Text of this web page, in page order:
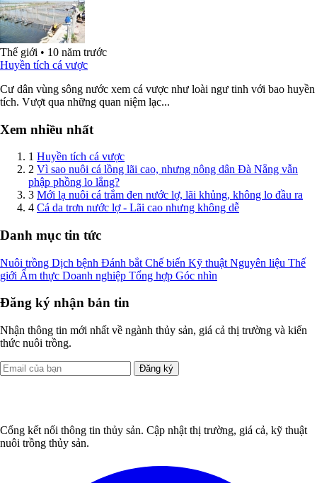
Thế giới • 10 năm trước
Huyền tích cá vược
Cư dân vùng sông nước xem cá vược như loài ngư tinh với bao huyền
tích. Vượt qua những quan niệm lạc...
Xem nhiều nhất
1 Huyền tích cá vược
2 Vì sao nuôi cá lồng lãi cao, nhưng nông dân Đà Nẵng vẫn
phập phồng lo lắng?
3 Mới lạ nuôi cá trắm đen nước lợ, lãi khủng, không lo đầu ra
4 Cá da trơn nước lợ - Lãi cao nhưng không dễ
Danh mục tin tức
Nuôi trồng Dịch bệnh Đánh bắt Chế biến Kỹ thuật Nguyên liệu Thế
giới Ẩm thực Doanh nghiệp Tổng hợp Góc nhìn
Đăng ký nhận bản tin
Nhận thông tin mới nhất về ngành thủy sản, giá cả thị trường và kiến
thức nuôi trồng.
Đăng ký
Cổng kết nối thông tin thủy sản. Cập nhật thị trường, giá cả, kỹ thuật
nuôi trồng thủy sản.